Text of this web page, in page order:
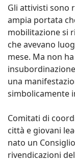
Gli attivisti sono
ampia portata
mobilitazione si
che avevano
mese. Ma non
una
simbolicamente
Comitati di
città e giovani
nato un
rivendicazioni